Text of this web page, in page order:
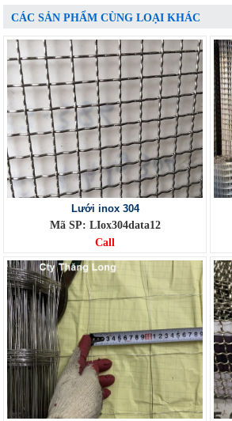
CÁC SẢN PHẨM CÙNG LOẠI KHÁC
Lưới inox 304
Mã SP: LIox304data12
Call